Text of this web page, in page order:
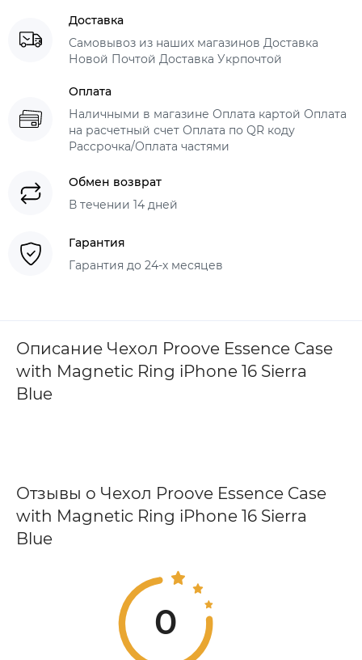
Доставка
Самовывоз из наших магазинов Доставка
Новой Почтой Доставка Укрпочтой
Оплата
Наличными в магазине Оплата картой Оплата
на расчетный счет Оплата по QR коду
Рассрочка/Оплата частями
Обмен возврат
В течении 14 дней
Гарантия
Гарантия до 24-х месяцев
Описание Чехол Proove Essence Case
with Magnetic Ring iPhone 16 Sierra
Blue
Отзывы о Чехол Proove Essence Case
with Magnetic Ring iPhone 16 Sierra
Blue
0